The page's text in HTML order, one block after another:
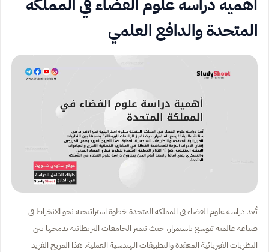
المتحدة والدافع العلمي
تُعد دراسة علوم الفضاء في المملكة المتحدة خطوة استراتيجية نحو الانخراط في
صناعة عالمية تتوسع باستمرار، حيث تتميز الجامعات البريطانية بدمجها بين
النظريات الفيزيائية المعقدة والتطبيقات الهندسية العملية. هذا المزيج الفريد